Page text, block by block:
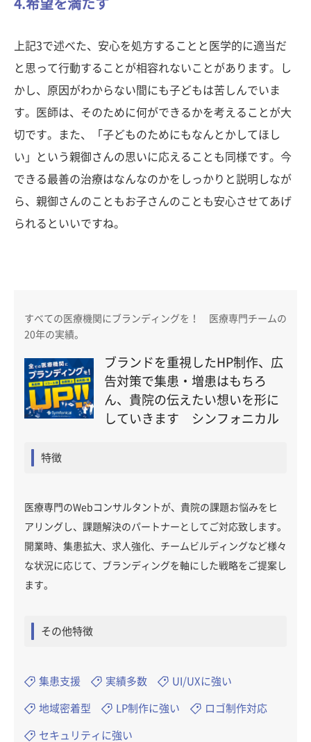
4.希望を満たす
上記3で述べた、安心を処方することと医学的に適当だ
と思って行動することが相容れないことがあります。し
かし、原因がわからない間にも子どもは苦しんでいま
す。医師は、そのために何ができるかを考えることが大
切です。また、「子どものためにもなんとかしてほし
い」という親御さんの思いに応えることも同様です。今
できる最善の治療はなんなのかをしっかりと説明しなが
ら、親御さんのこともお子さんのことも安心させてあげ
られるといいですね。
すべての医療機関にブランディングを！ 医療専門チームの
20年の実績。
ブランドを重視したHP制作、広
告対策で集患・増患はもちろ
ん、貴院の伝えたい想いを形に
していきます シンフォニカル
特徴
医療専門のWebコンサルタントが、貴院の課題お悩みをヒ
アリングし、課題解決のパートナーとしてご対応致します。
開業時、集患拡大、求人強化、チームビルディングなど様々
な状況に応じて、ブランディングを軸にした戦略をご提案し
ます。
その他特徴
集患支援 実績多数 UI/UXに強い
地域密着型 LP制作に強い ロゴ制作対応
セキュリティに強い